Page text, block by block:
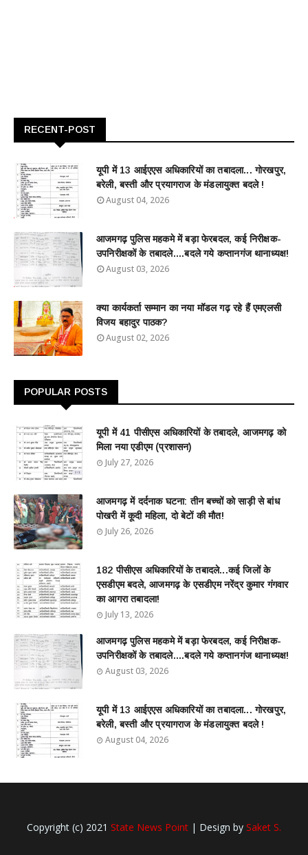
RECENT-POST
यूपी में 13 आईएएस अधिकारियों का तबादला... गोरखपुर,
बरेली, बस्ती और प्रयागराज के मंडलायुक्त बदले !
August 04, 2026
आजमगढ़ पुलिस महकमे में बड़ा फेरबदल, कई निरीक्षक-
उपनिरीक्षकों के तबादले....बदले गये कप्तानगंज थानाध्यक्ष!
August 03, 2026
क्या कार्यकर्ता सम्मान का नया मॉडल गढ़ रहे हैं एमएलसी
विजय बहादुर पाठक?
August 02, 2026
POPULAR POSTS
यूपी में 41 पीसीएस अधिकारियों के तबादले, आजमगढ़ को
मिला नया एडीएम (प्रशासन)
July 27, 2026
आजमगढ़ में दर्दनाक घटना: तीन बच्चों को साड़ी से बांध
पोखरी में कूदी महिला, दो बेटों की मौत!
July 26, 2026
182 पीसीएस अधिकारियों के तबादले...कई जिलों के
एसडीएम बदले, आजमगढ़ के एसडीएम नरेंद्र कुमार गंगवार
का आगरा तबादला!
July 13, 2026
आजमगढ़ पुलिस महकमे में बड़ा फेरबदल, कई निरीक्षक-
उपनिरीक्षकों के तबादले....बदले गये कप्तानगंज थानाध्यक्ष!
August 03, 2026
यूपी में 13 आईएएस अधिकारियों का तबादला... गोरखपुर,
बरेली, बस्ती और प्रयागराज के मंडलायुक्त बदले !
August 04, 2026
Copyright (c) 2021 State News Point | Design by Saket S.